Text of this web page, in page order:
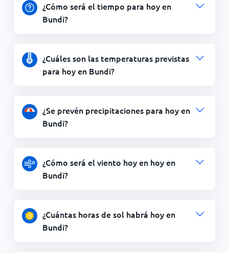
¿Cómo será el tiempo para hoy en
Bundi?
¿Cuáles son las temperaturas previstas
para hoy en Bundi?
¿Se prevén precipitaciones para hoy en
Bundi?
¿Cómo será el viento hoy en hoy en
Bundi?
¿Cuántas horas de sol habrá hoy en
Bundi?